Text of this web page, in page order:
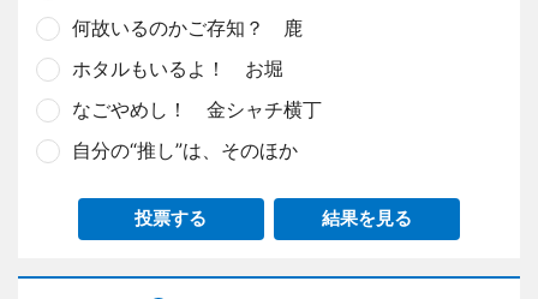
何故いるのかご存知？ 鹿
ホタルもいるよ！ お堀
なごやめし！ 金シャチ横丁
自分の“推し”は、そのほか
投票する 結果を見る